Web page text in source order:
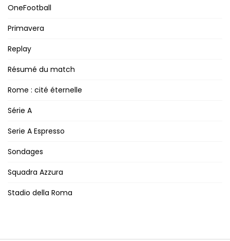
OneFootball
Primavera
Replay
Résumé du match
Rome : cité éternelle
Série A
Serie A Espresso
Sondages
Squadra Azzura
Stadio della Roma